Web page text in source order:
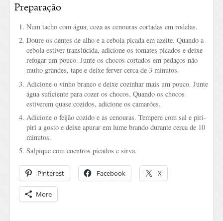
Preparação
Num tacho com água, coza as cenouras cortadas em rodelas.
Doure os dentes de alho e a cebola picada em azeite. Quando a
cebola estiver translúcida, adicione os tomates picados e deixe
refogar um pouco. Junte os chocos cortados em pedaços não
muito grandes, tape e deixe ferver cerca de 3 minutos.
Adicione o vinho branco e deixe cozinhar mais um pouco. Junte
água suficiente para cozer os chocos. Quando os chocos
estiverem quase cozidos, adicione os camarões.
Adicione o feijão cozido e as cenouras. Tempere com sal e piri-
piri a gosto e deixe apurar em lume brando durante cerca de 10
minutos.
Salpique com coentros picados e sirva.
Pinterest Facebook X
More